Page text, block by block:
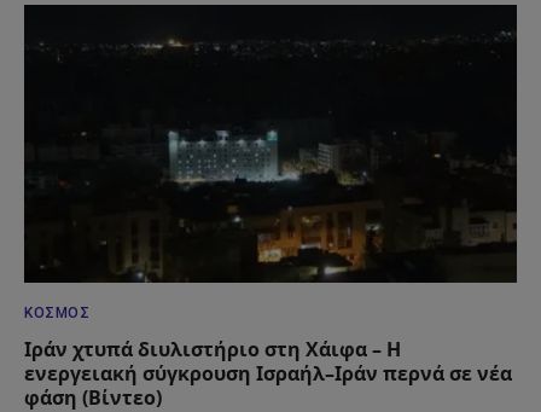
ΚΌΣΜΟΣ
Ιράν χτυπά διυλιστήριο στη Χάιφα – Η
ενεργειακή σύγκρουση Ισραήλ–Ιράν περνά σε νέα
φάση (Βίντεο)